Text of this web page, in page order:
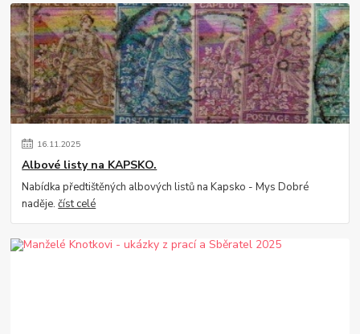
16.11.2025
Albové listy na KAPSKO.
Nabídka předtištěných albových listů na Kapsko - Mys Dobré
naděje.číst celé